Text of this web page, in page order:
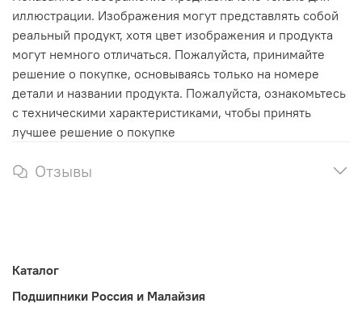
иллюстрации. Изображения могут представлять собой
реальный продукт, хотя цвет изображения и продукта
могут немного отличаться. Пожалуйста, принимайте
решение о покупке, основываясь только на номере
детали и названии продукта. Пожалуйста, ознакомьтесь
с техническими характеристиками, чтобы принять
лучшее решение о покупке
Отзывы
Каталог
Подшипники Россия и Малайзия